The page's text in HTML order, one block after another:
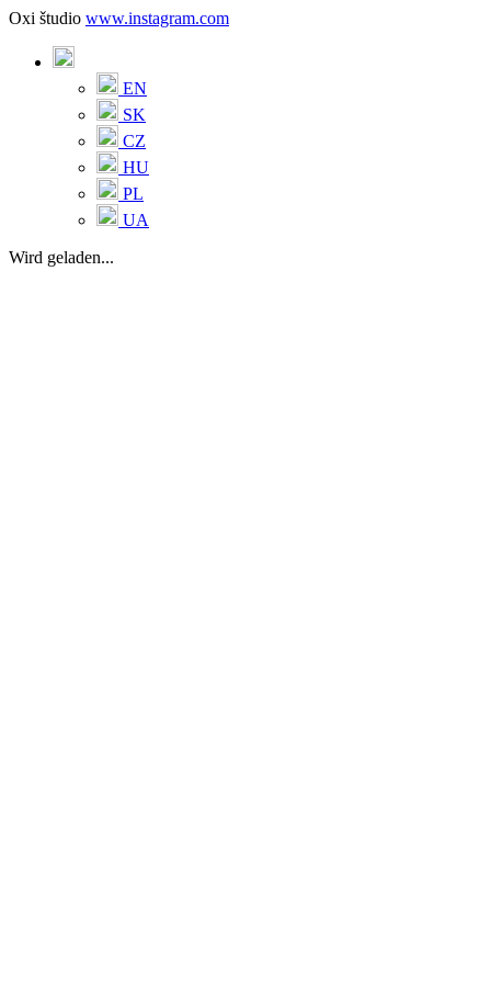
Oxi študio www.instagram.com
EN
SK
CZ
HU
PL
UA
Wird geladen...